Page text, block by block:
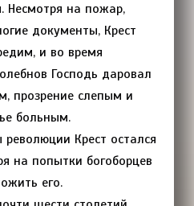
Несмотря на пожар,
документы, Крест
и во время
Господь даровал
прозрение слепым и
больным.
Крест остался
на попытки богоборцев
его.